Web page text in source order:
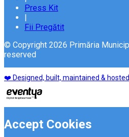
Press Kit
Fii Pregătit
© Copyright 2026 Primăria
reserved
❤️ Designed, built, maintained &
Accept Cookies